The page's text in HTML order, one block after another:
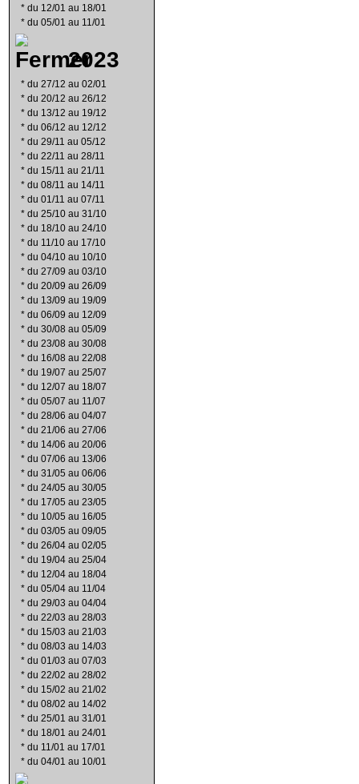
* du 12/01 au 18/01
* du 05/01 au 11/01
2023
* du 27/12 au 02/01
* du 20/12 au 26/12
* du 13/12 au 19/12
* du 06/12 au 12/12
* du 29/11 au 05/12
* du 22/11 au 28/11
* du 15/11 au 21/11
* du 08/11 au 14/11
* du 01/11 au 07/11
* du 25/10 au 31/10
* du 18/10 au 24/10
* du 11/10 au 17/10
* du 04/10 au 10/10
* du 27/09 au 03/10
* du 20/09 au 26/09
* du 13/09 au 19/09
* du 06/09 au 12/09
* du 30/08 au 05/09
* du 23/08 au 30/08
* du 16/08 au 22/08
* du 19/07 au 25/07
* du 12/07 au 18/07
* du 05/07 au 11/07
* du 28/06 au 04/07
* du 21/06 au 27/06
* du 14/06 au 20/06
* du 07/06 au 13/06
* du 31/05 au 06/06
* du 24/05 au 30/05
* du 17/05 au 23/05
* du 10/05 au 16/05
* du 03/05 au 09/05
* du 26/04 au 02/05
* du 19/04 au 25/04
* du 12/04 au 18/04
* du 05/04 au 11/04
* du 29/03 au 04/04
* du 22/03 au 28/03
* du 15/03 au 21/03
* du 08/03 au 14/03
* du 01/03 au 07/03
* du 22/02 au 28/02
* du 15/02 au 21/02
* du 08/02 au 14/02
* du 25/01 au 31/01
* du 18/01 au 24/01
* du 11/01 au 17/01
* du 04/01 au 10/01